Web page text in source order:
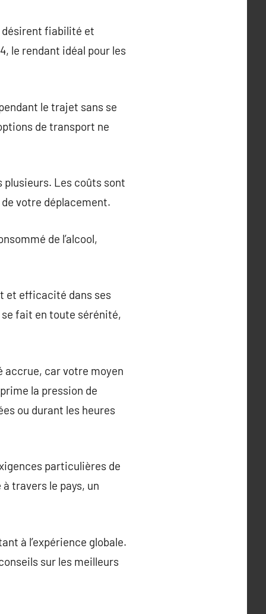
désirent fiabilité et
le rendant idéal pour les
le trajet sans se
de transport ne
Les coûts sont
votre déplacement.
de l’alcool,
et efficacité dans ses
se fait en toute sérénité,
accrue, car votre moyen
la pression de
ou durant les heures
particulières de
à travers le pays, un
à l’expérience globale.
sur les meilleurs